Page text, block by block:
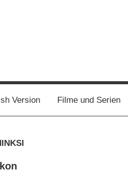
Version Filme und Serien